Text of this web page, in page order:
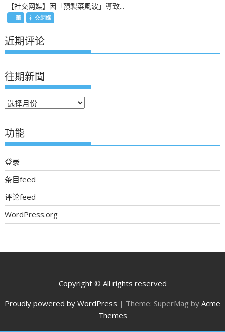
【社交网媒】因「預製菜風波」導致...
中華 社交網媒
近期评论
往期新聞
往
新
聞
功能
登录
条目feed
评论feed
WordPress.org
Copyright © All rights reserved
Proudly powered by WordPress | Theme: SuperMag by Acme
Themes